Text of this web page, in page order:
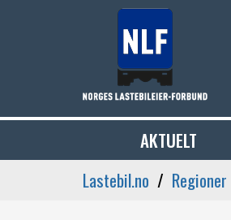
AKTUELT
Lastebil.no
Regioner